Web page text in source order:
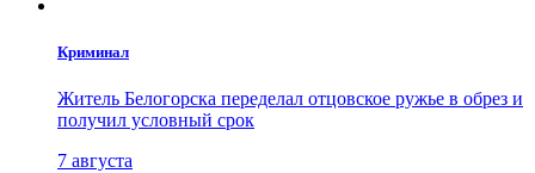
Криминал
Житель Белогорска переделал отцовское ружье в обрез и
получил условный срок
7 августа